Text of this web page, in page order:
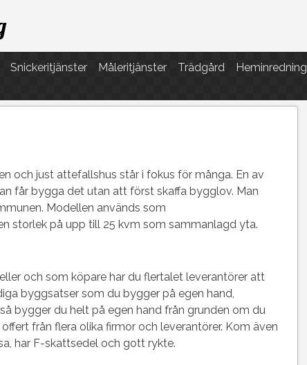
Snickeritjänster Måleritjänster Trädgård Heminredning
och just attefallshus står i fokus för många. En av
får bygga det utan att först skaffa bygglov. Man
Modellen används som
storlek på upp till 25 kvm som sammanlagd yta.
och som köpare har du flertalet leverantörer att
byggsatser som du bygger på egen hand,
bygger du helt på egen hand från grunden om du
från flera olika firmor och leverantörer. Kom även
har F-skattsedel och gott rykte.